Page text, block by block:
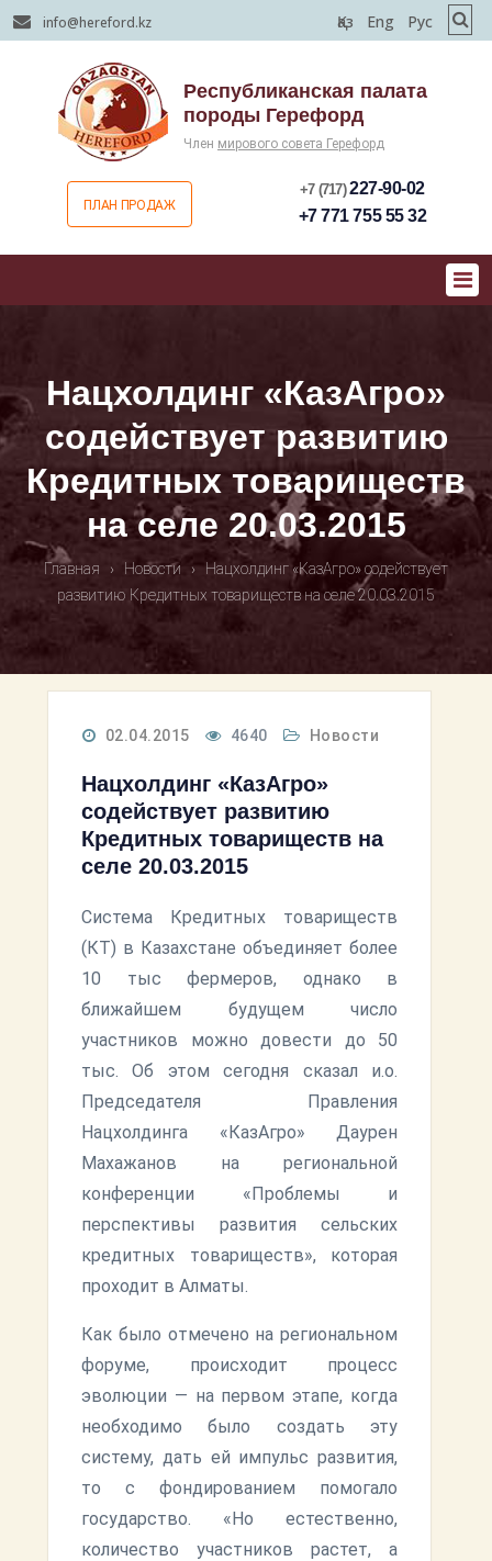
info@hereford.kz Қаз Eng Рус
Республиканская палата
породы Герефорд
Член мирового совета Герефорд
ПЛАН ПРОДАЖ
+7 (717)227-90-02
+7 771 755 55 32
Нацхолдинг «КазАгро»
содействует развитию
Кредитных товариществ
на селе 20.03.2015
Главная › Новости › Нацхолдинг «КазАгро» содействует
развитию Кредитных товариществ на селе 20.03.2015
02.04.2015 4640 Новости
Нацхолдинг «КазАгро»
содействует развитию
Кредитных товариществ на
селе 20.03.2015
Система Кредитных товариществ
(КТ) в Казахстане объединяет более
10 тыс фермеров, однако в
ближайшем будущем число
участников можно довести до 50
тыс. Об этом сегодня сказал и.о.
Председателя Правления
Нацхолдинга «КазАгро» Даурен
Махажанов на региональной
конференции «Проблемы и
перспективы развития сельских
кредитных товариществ», которая
проходит в Алматы.
Как было отмечено на региональном
форуме, происходит процесс
эволюции — на первом этапе, когда
необходимо было создать эту
систему, дать ей импульс развития,
то с фондированием помогало
государство. «Но естественно,
количество участников растет, а